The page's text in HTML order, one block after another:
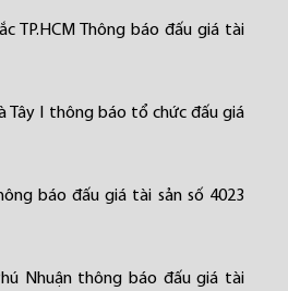
TP.HCM Thông báo đấu giá tài
Tây I thông báo tổ chức đấu giá
báo đấu giá tài sản số 4023
Nhuận thông báo đấu giá tài